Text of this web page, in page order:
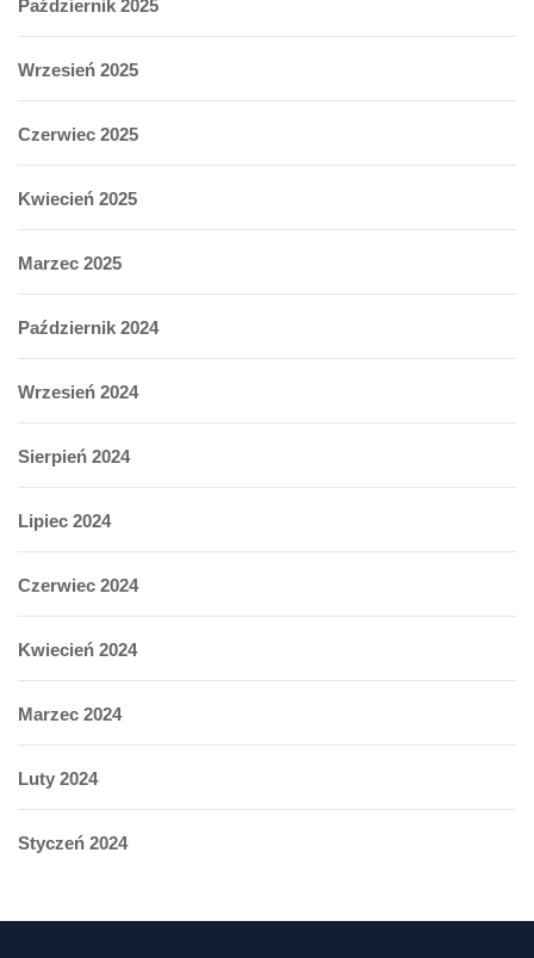
Październik 2025
Wrzesień 2025
Czerwiec 2025
Kwiecień 2025
Marzec 2025
Październik 2024
Wrzesień 2024
Sierpień 2024
Lipiec 2024
Czerwiec 2024
Kwiecień 2024
Marzec 2024
Luty 2024
Styczeń 2024